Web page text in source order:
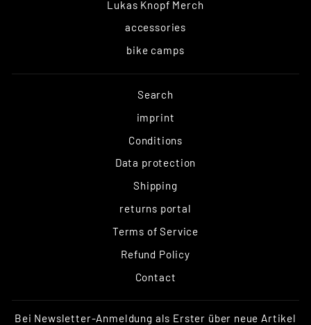
Lukas Knopf Merch
accessories
bike camps
Search
imprint
Conditions
Data protection
Shipping
returns portal
Terms of Service
Refund Policy
Contact
Bei Newsletter-Anmeldung als Erster über neue Artikel